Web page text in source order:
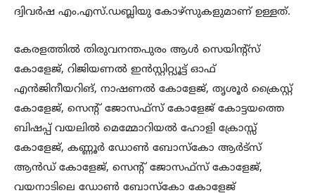
ദ്വിവർഷ എം.എസ്.ഡബ്ലിയു കോഴ്സുകളുമാണ് ഉള്ളത്.
കേരളത്തിൽ തിരുവനന്തപുരം ആൾ സെയിന്റ്സ്
കോളേജ്, റിജിയണൽ ഇൻസ്റ്റിറ്റ്യൂട്ട് ഓഫ്
എൻജിനീയറിങ്, നാഷണൽ കോളേജ്, തൃശൂർ ക്രൈസ്റ്റ്
കോളേജ്, സെന്റ് ജോസഫ്സ് കോളേജ് കോട്ടയത്തെ
ബിഷപ്പ് വയലിൽ മെമ്മോറിയൽ ഹോളി ക്രോസ്സ്
കോളേജ്, കണ്ണൂർ ഡോൺ ബോസ്കോ ആർട്സ്
ആൻഡ് കോളേജ്, സെന്റ് ജോസഫ്സ് കോളേജ്,
വയനാടിലെ ഡോൺ ബോസ്കോ കോളേജ്